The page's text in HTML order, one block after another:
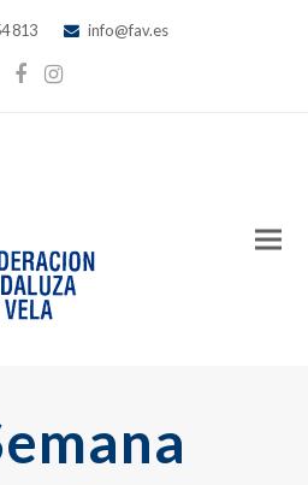
813 info@fav.es
Facebook
Instagram